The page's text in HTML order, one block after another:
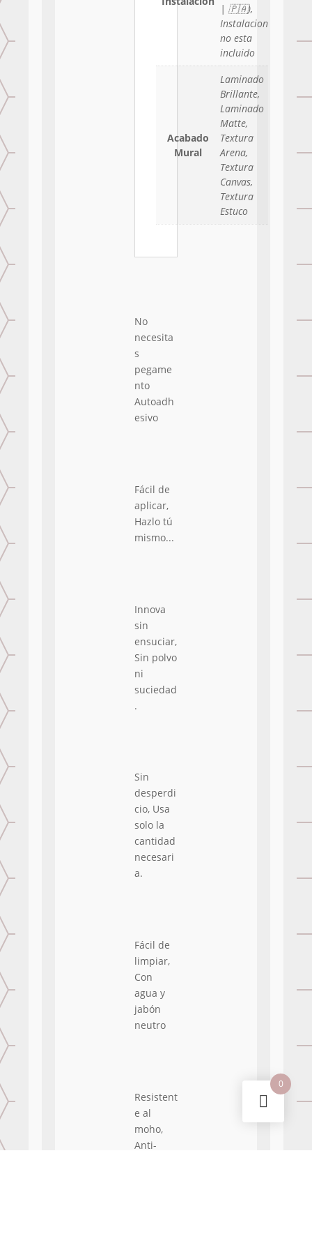
| 🇵🇦),
Instalacion
no esta
incluido
Acabado
Mural
Laminado
Brillante,
Laminado
Matte,
Textura
Arena,
Textura
Canvas,
Textura
Estuco
No
necesita
s
pegame
nto
Autoadh
esivo
Fácil de
aplicar,
Hazlo tú
mismo...
Innova
sin
ensuciar,
Sin polvo
ni
suciedad
.
Sin
desperdi
cio, Usa
solo la
cantidad
necesari
a.
Fácil de
limpiar,
Con
agua y
jabón
neutro
Resistent
e al
moho,
Anti-
0